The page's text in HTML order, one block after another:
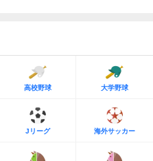
高校野球 大学野球
Jリーグ 海外サッカー